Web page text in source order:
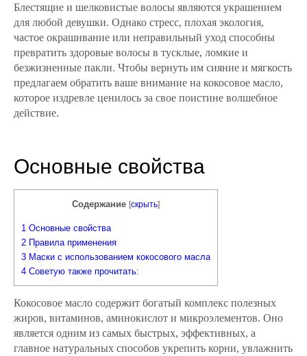
Блестящие и шелковистые волосы являются украшением
для любой девушки. Однако стресс, плохая экология,
частое окрашивание или неправильный уход способны
превратить здоровые волосы в тусклые, ломкие и
безжизненные пакли. Чтобы вернуть им сияние и мягкость
предлагаем обратить ваше внимание на кокосовое масло,
которое издревле ценилось за свое поистине волшебное
действие.
Основные свойства
Содержание [скрыть]
1 Основные свойства
2 Правила применения
3 Маски с использованием кокосового масла
4 Советую также прочитать:
Кокосовое масло содержит богатый комплекс полезных
жиров, витаминов, аминокислот и микроэлементов. Оно
является одним из самых быстрых, эффективных, а
главное натуральных способов укрепить корни, увлажнить